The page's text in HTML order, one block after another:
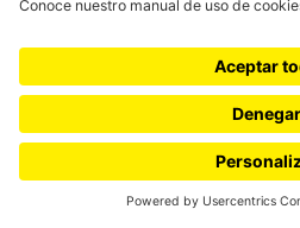
mnemosínicas /
Franco
re – men – nt – ias inquitudes
Agudelo Franco del 20 de
2021 Sala de exposiciones S1-